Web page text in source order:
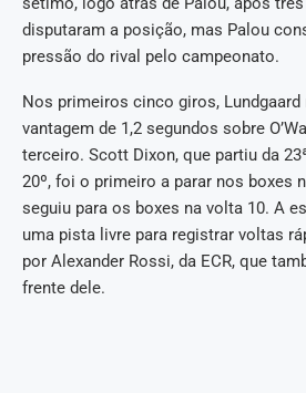
disputaram a posição, mas Palou
pressão do rival pelo campeonato.
Nos primeiros cinco giros, Lundgaard
vantagem de 1,2 segundos sobre
terceiro. Scott Dixon, que partiu da
20º, foi o primeiro a parar nos boxes
seguiu para os boxes na volta 10. A
uma pista livre para registrar voltas
por Alexander Rossi, da ECR, que
frente dele.